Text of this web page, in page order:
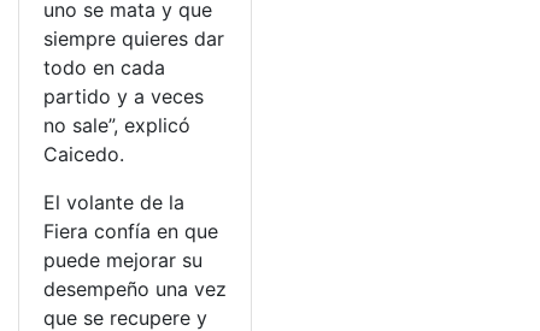
uno se mata y que
siempre quieres dar
todo en cada
partido y a veces
no sale”, explicó
Caicedo.
El volante de la
Fiera confía en que
puede mejorar su
desempeño una vez
que se recupere y